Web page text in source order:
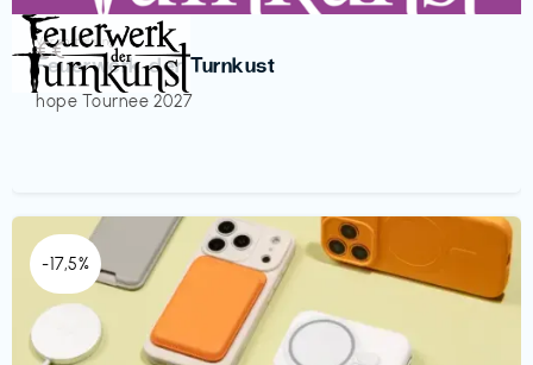
Veranstaltung
Feuerwerk der Turnkust
hope Tournee 2027
€€‎
-17,5%